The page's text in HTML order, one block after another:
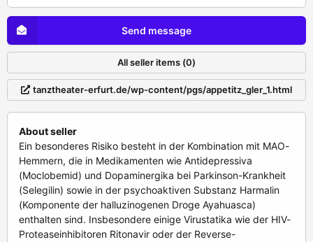
Send message
All seller items (0)
tanztheater-erfurt.de/wp-content/pgs/appetitz_gler_1.html
About seller
Ein besonderes Risiko besteht in der Kombination mit MAO-
Hemmern, die in Medikamenten wie Antidepressiva
(Moclobemid) und Dopaminergika bei Parkinson-Krankheit
(Selegilin) sowie in der psychoaktiven Substanz Harmalin
(Komponente der halluzinogenen Droge Ayahuasca)
enthalten sind. Insbesondere einige Virustatika wie der HIV-
Proteaseinhibitoren Ritonavir oder der Reverse-